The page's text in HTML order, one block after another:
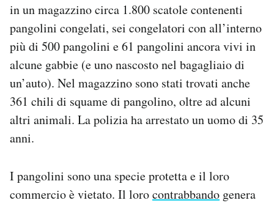
Regala il Post
Hai bisogno di aiuto?
Esci
in un magazzino circa 1.800 scatole contenenti
pangolini congelati, sei congelatori con all’interno
più di 500 pangolini e 61 pangolini ancora vivi in
alcune gabbie (e uno nascosto nel bagagliaio di
un’auto). Nel magazzino sono stati trovati anche
361 chili di squame di pangolino, oltre ad alcuni
altri animali. La polizia ha arrestato un uomo di 35
anni.
I pangolini sono una specie protetta e il loro
commercio è vietato. Il lorocontrabbando genera